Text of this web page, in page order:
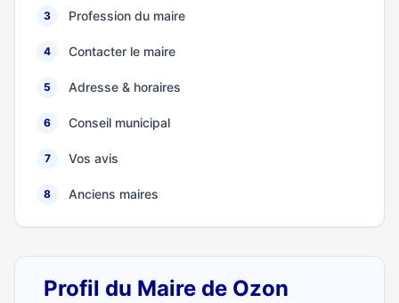
3 Profession du maire
4 Contacter le maire
5 Adresse & horaires
6 Conseil municipal
7 Vos avis
8 Anciens maires
Profil du Maire de Ozon